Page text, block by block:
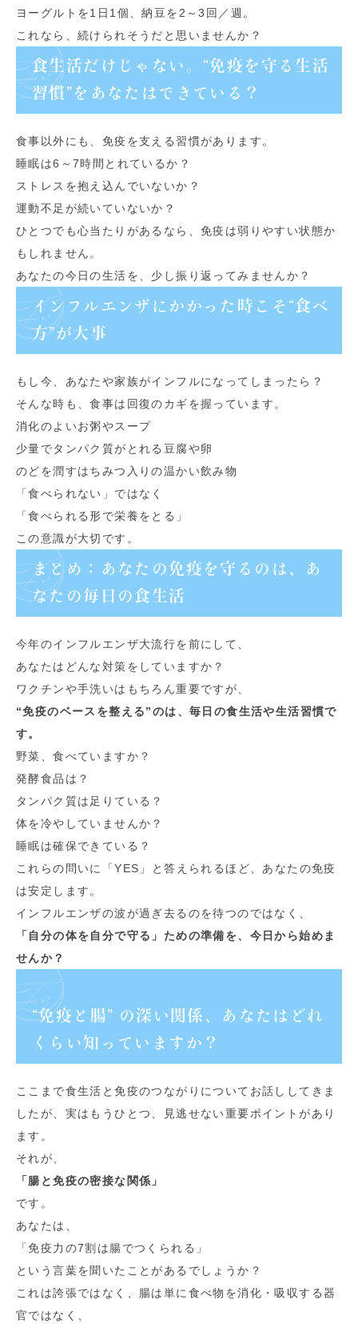
ヨーグルトを1日1個、納豆を2～3回／週。
これなら、続けられそうだと思いませんか？
食生活だけじゃない。“免疫を守る生活
習慣”をあなたはできている？
食事以外にも、免疫を支える習慣があります。
睡眠は6～7時間とれているか？
ストレスを抱え込んでいないか？
運動不足が続いていないか？
ひとつでも心当たりがあるなら、免疫は弱りやすい状態か
もしれません。
あなたの今日の生活を、少し振り返ってみませんか？
インフルエンザにかかった時こそ“食べ
方”が大事
もし今、あなたや家族がインフルになってしまったら？
そんな時も、食事は回復のカギを握っています。
消化のよいお粥やスープ
少量でタンパク質がとれる豆腐や卵
のどを潤すはちみつ入りの温かい飲み物
「食べられない」ではなく
「食べられる形で栄養をとる」
この意識が大切です。
まとめ：あなたの免疫を守るのは、あ
なたの毎日の食生活
今年のインフルエンザ大流行を前にして、
あなたはどんな対策をしていますか？
ワクチンや手洗いはもちろん重要ですが、
“免疫のベースを整える”のは、毎日の食生活や生活習慣で
す。
野菜、食べていますか？
発酵食品は？
タンパク質は足りている？
体を冷やしていませんか？
睡眠は確保できている？
これらの問いに「YES」と答えられるほど、あなたの免疫
は安定します。
インフルエンザの波が過ぎ去るのを待つのではなく、
「自分の体を自分で守る」ための準備を、今日から始めま
せんか？
“免疫と腸” の深い関係、あなたはどれ
くらい知っていますか？
ここまで食生活と免疫のつながりについてお話ししてきま
したが、実はもうひとつ、見逃せない重要ポイントがあり
ます。
それが、
「腸と免疫の密接な関係」
です。
あなたは、
「免疫力の7割は腸でつくられる」
という言葉を聞いたことがあるでしょうか？
これは誇張ではなく、腸は単に食べ物を消化・吸収する器
官ではなく、